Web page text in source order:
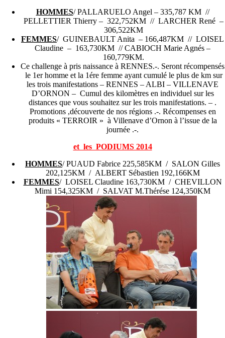
HOMMES/ PALLARUELO Angel – 335,787 KM //
PELLETTIER Thierry – 322,752KM // LARCHER René –
306,522KM
FEMMES/ GUINEBAULT Anita – 166,487KM // LOISEL
Claudine – 163,730KM // CABIOCH Marie Agnés –
160,779KM.
Ce challenge à pris naissance à RENNES.-. Seront récompensés
le 1er homme et la 1ére femme ayant cumulé le plus de km sur
les trois manifestations – RENNES – ALBI – VILLENAVE
D’ORNON – Cumul des kilomètres en individuel sur les
distances que vous souhaitez sur les trois manifestations. – .
Promotions ,découverte de nos régions .-. Récompenses en
produits « TERROIR » à Villenave d’Ornon à l’issue de la
journée .-.
et les PODIUMS 2014
HOMMES/ PUAUD Fabrice 225,585KM / SALON Gilles
202,125KM / ALBERT Sébastien 192,166KM
FEMMES/ LOISEL Claudine 163,730KM / CHEVILLON
Mimi 154,325KM / SALVAT M.Thérése 124,350KM